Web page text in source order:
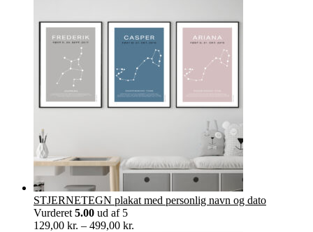
STJERNETEGN plakat med personlig navn og dato
Vurderet 5.00 ud af 5
129,00 kr. – 499,00 kr.